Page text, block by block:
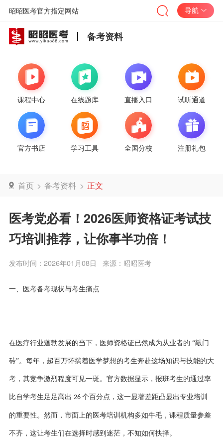
昭昭医考官方指定网站 导航
备考资料
课程中心 在线题库 直播入口 试听通道
官方书店 学习工具 全国分校 注册礼包
首页 > 备考资料 > 正文
医考党必看！2026医师资格证考试技
巧培训推荐，让你事半功倍！
发布时间：2026年01月08日 来源：昭昭医考
一、医考备考现状与考生痛点
在医疗行业蓬勃发展的当下，医师资格证已然成为从业者的 “敲门
砖”。每年，超百万怀揣着医学梦想的考生奔赴这场知识与技能的大
考，其竞争激烈程度可见一斑。官方数据显示，报班考生的通过率
比自学考生足足高出 26 个百分点，这一显著差距凸显出专业培训
的重要性。然而，市面上的医考培训机构多如牛毛，课程质量参差
不齐，这让考生们在选择时感到迷茫，不知如何抉择。